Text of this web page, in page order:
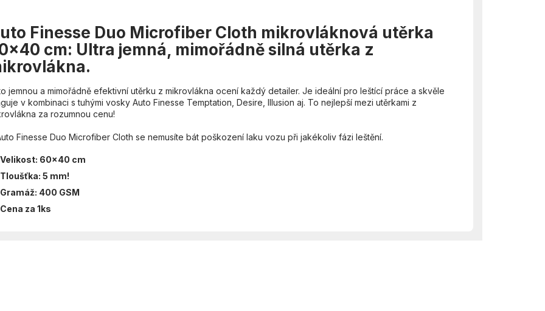
Finesse Duo Microfiber Cloth mikrovláknová utěrka
cm: Ultra jemná, mimořádně silná utěrka z
jemnou a mimořádně efektivní utěrku z mikrovlákna ocení každý detailer. Je ideální pro leštící práce a skvěle
v kombinaci s tuhými vosky Auto Finesse Temptation, Desire, Illusion aj. To nejlepší mezi utěrkami z
za rozumnou cenu!
Finesse Duo Microfiber Cloth se nemusíte bát poškození laku vozu při jakékoliv fázi leštění.
Velikost: 60x40 cm
Tloušťka: 5 mm!
Gramáž: 400 GSM
Cena za 1ks